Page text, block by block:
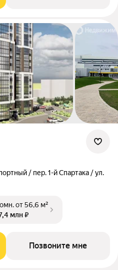
/ пер. 1-й Спартака / ул.
от 56,6 м²
млн ₽
Позвоните мне